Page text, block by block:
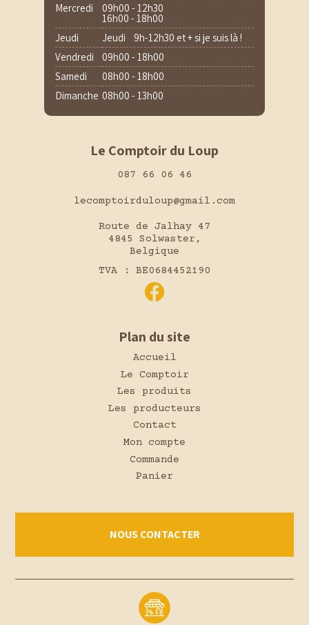
Mercredi
09h00 - 12h30
16h00 - 18h00
Jeudi
Jeudi 9h-12h30 et + si je suis là !
Vendredi
09h00 - 18h00
Samedi
08h00 - 18h00
Dimanche 08h00 - 13h00
Le Comptoir du Loup
087 66 06 46
lecomptoirduloup@gmail.com
Route de Jalhay 47
4845 Solwaster,
Belgique
TVA : BE0684452190
Plan du site
Accueil
Le Comptoir
Les produits
Les producteurs
Contact
Mon compte
Commande
Panier
NOUS CONTACTER